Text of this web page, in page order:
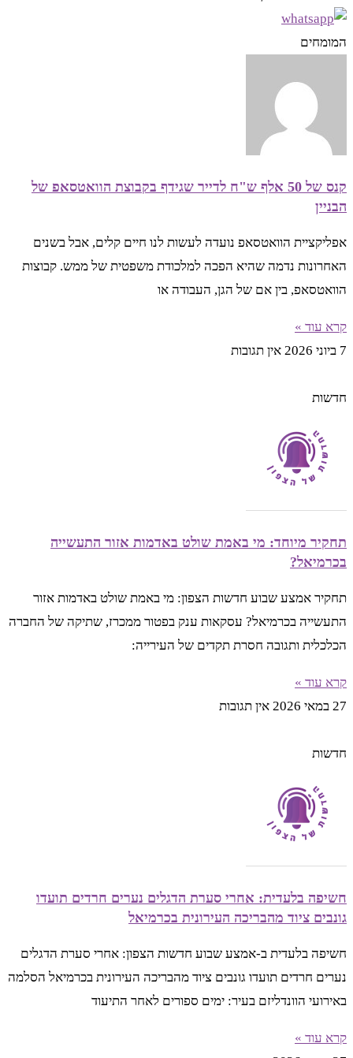
המומחים
קנס של 50 אלף ש"ח לדייר שגידף בקבוצת הוואטסאפ של
הבניין
אפליקציית הוואטסאפ נועדה לעשות לנו חיים קלים, אבל בשנים
האחרונות נדמה שהיא הפכה למלכודת משפטית של ממש. קבוצות
הוואטסאפ, בין אם של הגן, העבודה או
קרא עוד »
7 ביוני 2026
אין תגובות
חדשות
תחקיר מיוחד: מי באמת שולט באדמות אזור התעשייה
בכרמיאל?
תחקיר אמצע שבוע חדשות הצפון: מי באמת שולט באדמות אזור
התעשייה בכרמיאל? עסקאות ענק בפטור ממכרז, שתיקה של החברה
הכלכלית ותגובה חסרת תקדים של העירייה:
קרא עוד »
27 במאי 2026
אין תגובות
חדשות
חשיפה בלעדית: אחרי סערת הדגלים נערים חרדים תועדו
גונבים ציוד מהבריכה העירונית בכרמיאל
חשיפה בלעדית ב-אמצע שבוע חדשות הצפון: אחרי סערת הדגלים
נערים חרדים תועדו גונבים ציוד מהבריכה העירונית בכרמיאל הסלמה
באירועי הוונדליזם בעיר: ימים ספורים לאחר התיעוד
קרא עוד »